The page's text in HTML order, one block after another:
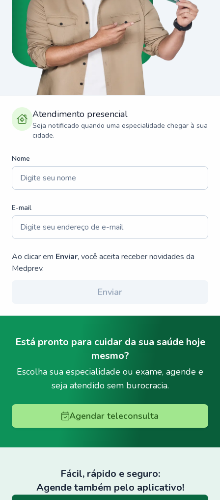
Atendimento presencial
Seja notificado quando uma especialidade chegar à sua
cidade.
Nome
E-mail
Ao clicar em Enviar, você aceita receber novidades da
Medprev.
Enviar
Está pronto para cuidar da sua saúde hoje
mesmo?
Escolha sua especialidade ou exame, agende e
seja atendido sem burocracia.
Agendar teleconsulta
Fácil, rápido e seguro:
Agende também pelo aplicativo!